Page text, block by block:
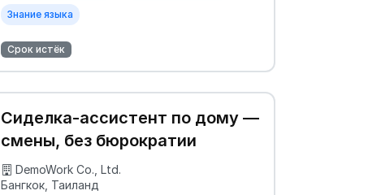
Знание языка
Срок истёк
Сиделка-ассистент по дому —
смены, без бюрократии
DemoWork Co., Ltd.
Бангкок, Таиланд